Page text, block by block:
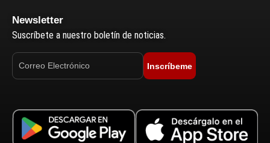
Newsletter
Suscríbete a nuestro boletín de noticias.
Inscríbeme